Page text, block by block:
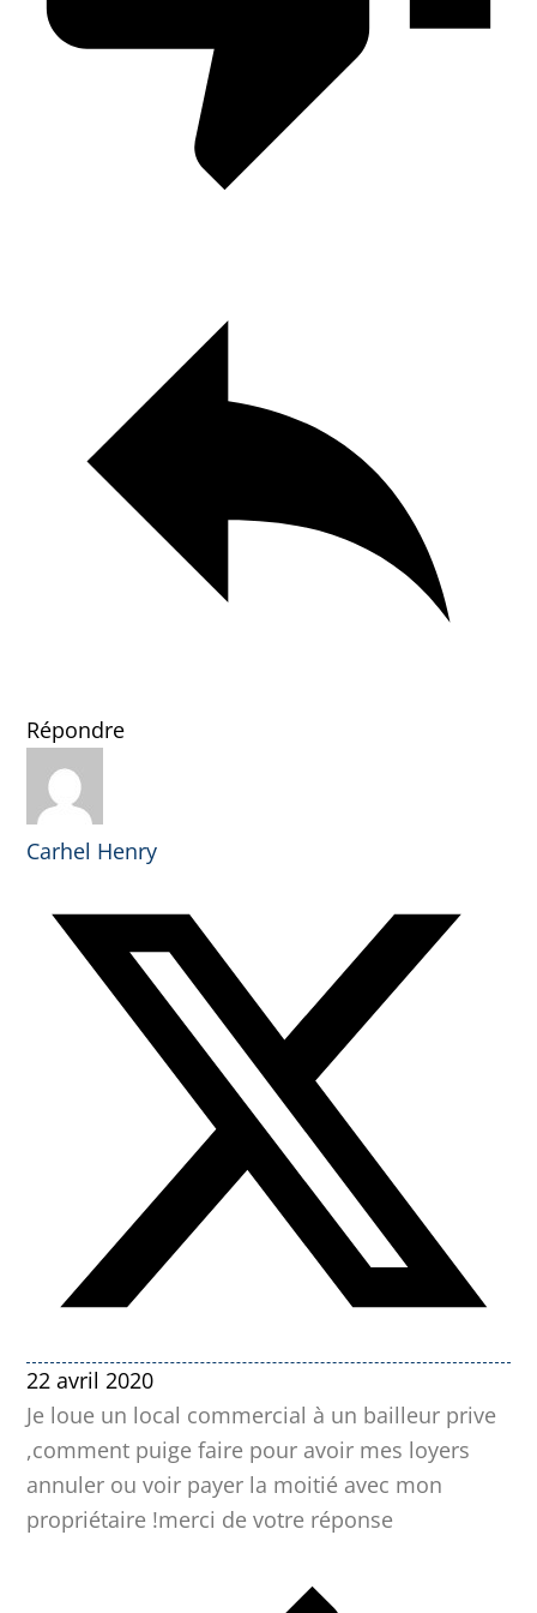
Répondre
Carhel Henry
22 avril 2020
Je loue un local commercial à un bailleur prive
,comment puige faire pour avoir mes loyers
annuler ou voir payer la moitié avec mon
propriétaire !merci de votre réponse